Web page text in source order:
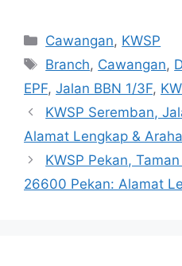
Categories
Cawangan, KWSP
Tags
Branch, Cawangan,
EPF, Jalan BBN 1/3F,
KWSP Seremban,
Alamat Lengkap &
KWSP Pekan,
26600 Pekan: Alamat